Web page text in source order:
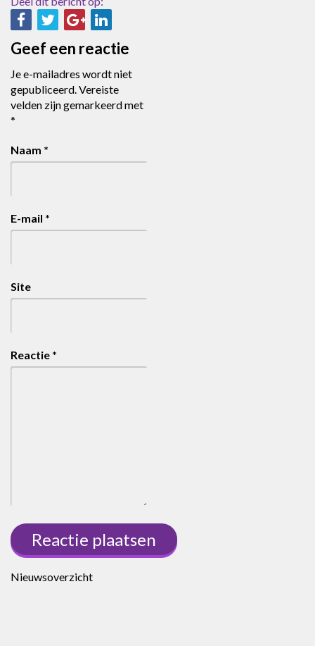
Geef een reactie
Je e-mailadres wordt niet
gepubliceerd.Vereiste
velden zijn gemarkeerd met
*
Naam *
E-mail *
Site
Reactie *
Nieuwsoverzicht